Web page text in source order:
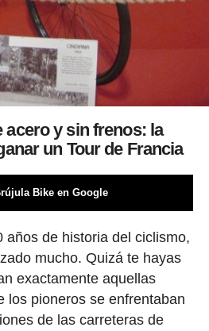
acero y sin frenos: la
un Tour de Francia
Bike en Google
años de historia del ciclismo,
mucho. Quizá te hayas
exactamente aquellas
los pioneros se enfrentaban
de las carreteras de